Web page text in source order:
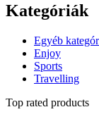
Kategóriák
Egyéb
Enjoy
Sports
Travelling
Top rated products